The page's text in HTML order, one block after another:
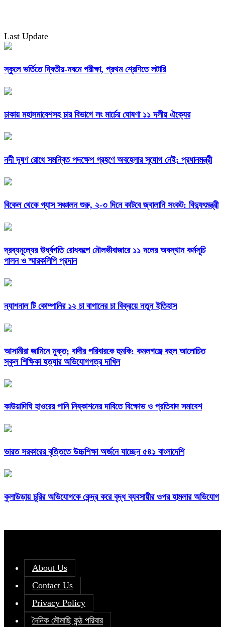
Last Update
স্কুলে ভর্তিতে দ্বিতীয়-নবমে পরীক্ষা, প্রথম শ্রেণিতে লটারি
ঢাকায় মহাসমাবেশসহ চার বিভাগে লং মার্চের ঘোষণা ১১ দলীয় ঐক্যের
নদী দূষণ রোধে সমন্বিত পদক্ষেপ গ্রহণে অবহেলার সুযোগ নেই: প্রধানমন্ত্রী
বিকেল থেকে গ্যাস সঞ্চালন শুরু, ২-৩ দিনে কাটবে জ্বালানি সংকট: বিদ্যুৎমন্ত্রী
দ্রব্যমূল্যের ঊর্ধ্বগতি রোধকল্পে মৌলভীবাজারে ১১ দলের অবস্থান কর্মসূচি
পালন ও স্মারকলিপি প্রদান
ন্যাশনাল টি কোম্পানির ১২ চা বাগানের চা বিক্রয়ে নতুন ইতিহাস
আসামীরা জামিনে মুক্ত; বাদীর পরিবারকে হুমকি: কমলগঞ্জে বহুল আলোচিত
স্কুল শিক্ষিকা হত্যার অভিযোগপত্র দাখিল
কাউয়াদিঘি হাওরের পানি নিষ্কাশনের দাবিতে বিক্ষোভ ও প্রতিবাদ সমাবেশ
ভারত সরকারের বৃত্তিতে উচ্চশিক্ষা অর্জনে যাচ্ছেন ৫৪১ বাংলাদেশি
কুলাউড়ায় চুরির অভিযোগকে কেন্দ্র করে বৃদ্ধ ব্যবসায়ীর ওপর হামলার অভিযোগ
About Us
Contact Us
Privacy Policy
দৈনিক মৌমাছি কন্ঠ পরিবার